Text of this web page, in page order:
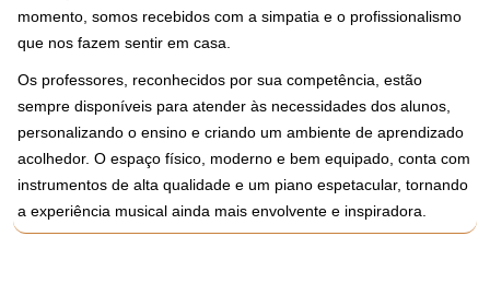
momento, somos recebidos com a simpatia e o profissionalismo
que nos fazem sentir em casa.
Os professores, reconhecidos por sua competência, estão
sempre disponíveis para atender às necessidades dos alunos,
personalizando o ensino e criando um ambiente de aprendizado
acolhedor. O espaço físico, moderno e bem equipado, conta com
instrumentos de alta qualidade e um piano espetacular, tornando
a experiência musical ainda mais envolvente e inspiradora.